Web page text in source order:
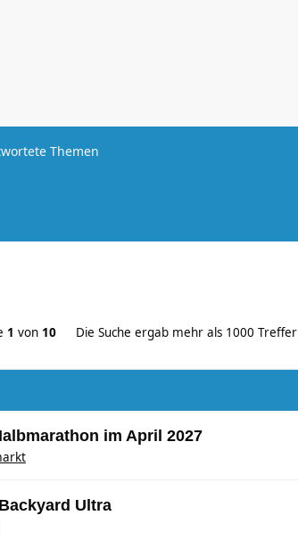
Themen
1 von 10 Die Suche ergab mehr als 1000 Treffer
im April 2027
Ultra